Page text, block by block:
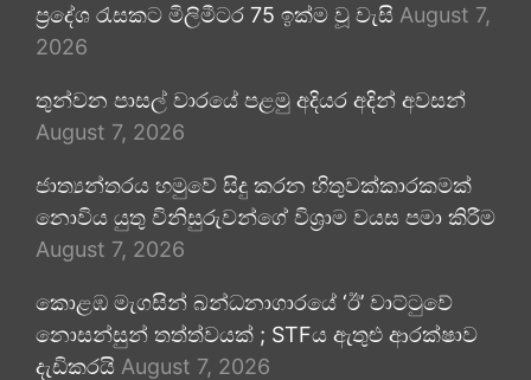
ප්‍රදේශ රැසකට මිලිමීටර 75 ඉක්ම වූ වැසි August 7,
2026
තුන්වන පාසල් වාරයේ පළමු අදියර අදින් අවසන්
August 7, 2026
ජාත්‍යන්තරය හමුවේ සිදු කරන හිතුවක්කාරකමක්
නොවිය යුතු විනිසුරුවන්ගේ විශ්‍රාම වයස පමා කිරීම
August 7, 2026
කොළඹ මැගසින් බන්ධනාගාරයේ ‘ඊ’ වාට්ටුවේ
නොසන්සුන් තත්ත්වයක් ; STFය ඇතුළු ආරක්ෂාව
දැඩිකරයි August 7, 2026